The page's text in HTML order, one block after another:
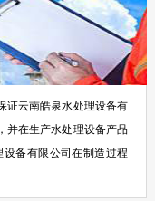
云南皓泉水处理设备有
并在生产水处理设备产品
备有限公司在制造过程